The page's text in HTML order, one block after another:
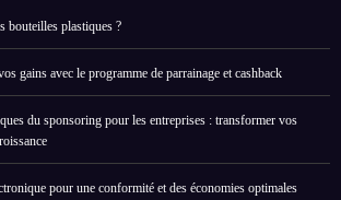
bouteilles plastiques ?
gains avec le programme de parrainage et cashback
du sponsoring pour les entreprises : transformer vos
pour une conformité et des économies optimales